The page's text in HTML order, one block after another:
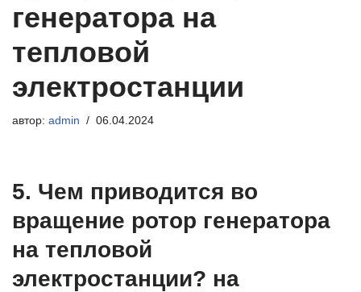
генератора на
тепловой
электростанции
автор: admin 06.04.2024
5. Чем приводится во
вращение ротор генератора
на тепловой
электростанции? на